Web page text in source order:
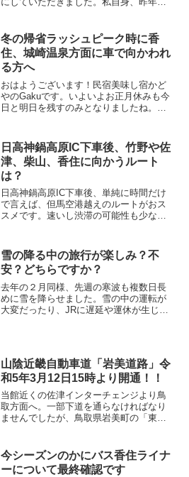
事者である宿の立場からも、この記事に
沿って、現状を報告いたします。
冬の帰省ラッシュピーク時に香
住、城崎温泉方面に車で向かわれ
る方へ
おはようございます！民宿美味し宿かど
やのGakuです。いよいよお正月休みも今
日と明日を残すのみとなりましたね。今
は雪マークはつかない天気予報となりま
した。降ってばかりで...
日高神鍋高原IC下車後、竹野や佐
津、柴山、香住に向かうルート
は？
日高神鍋高原IC下車後、単純に時間だけ
で言えば、但馬空港越えのルートがおス
スメです。速いし渋滞の可能性も少ない
時です。この場合は豊岡市内へ迂回する
ルートでお越しください。
雪の降る中の旅行が楽しみ？不
安？どちらですか？
去年の２月同様、先週の寒波も複数日長
めに雪を降らせました。雪の中の運転が
大変だったり、JRに遅延や運休が生じた
山陰近畿自動車道「岩美道路」令
和5年3月12日15時より開通！！
当館近くの佐津インターチェンジより鳥
取方面へ。一部下道を通らなければなり
ませんでしたが、鳥取県岩美町の「東浜
月12日15時より開通いたします！！
今シーズンのかにバス香住ライナ
ーについて最終確認です